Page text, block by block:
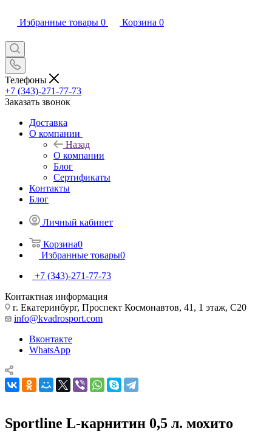
Избранные товары 0 Корзина 0
Телефоны
+7 (343)-271-77-73
Заказать звонок
Доставка
О компании
Назад
О компании
Блог
Сертификаты
Контакты
Блог
Личный кабинет
Корзина0
Избранные товары0
+7 (343)-271-77-73
Контактная информация
г. Екатеринбург, Проспект Космонавтов, 41, 1 этаж, С20
info@kvadrosport.com
Вконтакте
WhatsApp
Sportline L-карнитин 0,5 л. мохито